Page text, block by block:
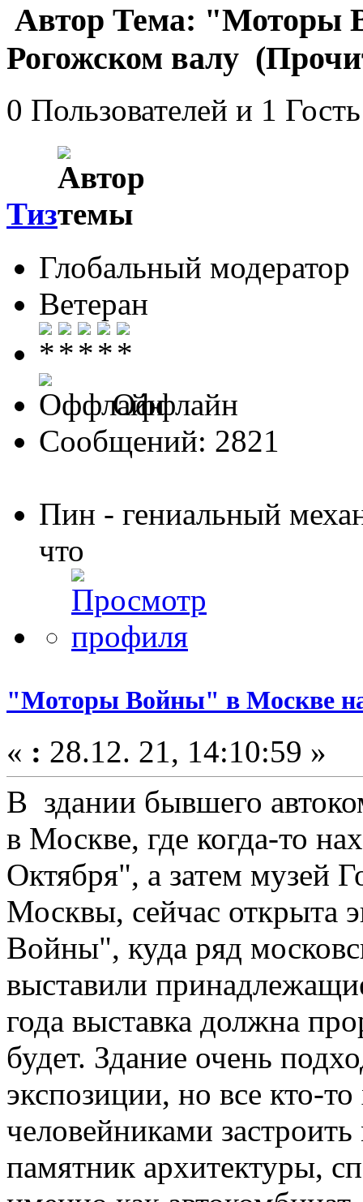
Автор Тема: "Моторы
Рогожском валу
0 Пользователей и 1
Тиз
Глобальный модератор
Ветеран
Оффлайн
Сообщений: 2821
Пин - гениальный
что
"Моторы Войны" в Москве
« : 28.12. 21, 14:10:59 »
В здании бывшего
в Москве, где когда-то
Октября", а затем музей
Москвы, сейчас открыта
Войны", куда ряд
выставили
года выставка должна
будет. Здание очень
экспозиции, но все кто-то
человейниками
памятник архитектуры,